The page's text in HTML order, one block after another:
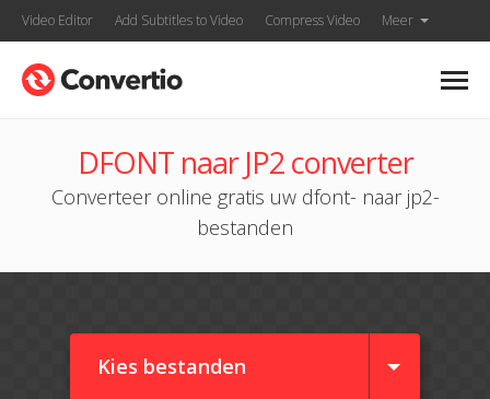
Video Editor Add Subtitles to Video Compress Video Meer
DFONT naar JP2 converter
Converteer online gratis uw dfont- naar jp2-
bestanden
Kies bestanden